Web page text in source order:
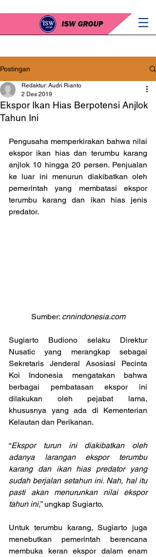
Postingan
Ekspor Ikan Hias Berpotensi Anjlok
Tahun Ini
Redaktur: Audri Rianto
2 Des 2019
Pengusaha memperkirakan bahwa nilai
ekspor ikan hias dan terumbu karang
anjlok 10 hingga 20 persen. Penjualan
ke luar ini menurun diakibatkan oleh
pemerintah yang membatasi ekspor
terumbu karang dan ikan hias jenis
predator.
Sumber: cnnindonesia.com
Sugiarto Budiono selaku Direktur
Nusatic yang merangkap sebagai
Sekretaris Jenderal Asosiasi Pecinta
Koi Indonesia mengatakan bahwa
berbagai pembatasan ekspor ini
dilakukan oleh pejabat lama,
khususnya yang ada di Kementerian
Kelautan dan Perikanan.
“Ekspor turun ini diakibatkan oleh
adanya larangan ekspor terumbu
karang dan ikan hias predator yang
sudah berjalan setahun ini. Nah, hal itu
pasti akan menurunkan nilai ekspor
tahun ini,” ungkap Sugiarto.
Untuk terumbu karang, Sugiarto juga
menebutkan pemerintah berencana
membuka keran ekspor dalam enam